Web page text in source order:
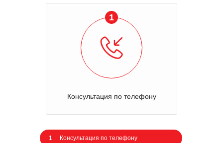
1
Консультация по телефону
1 Консультация по телефону